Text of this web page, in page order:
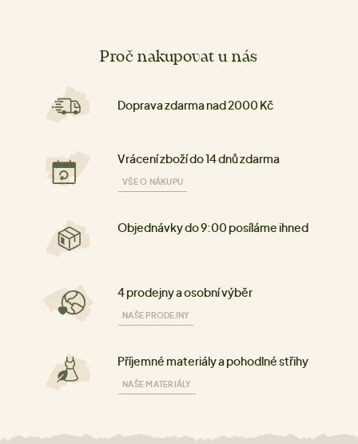
Proč nakupovat u nás
Doprava zdarma nad 2000 Kč
Vrácení zboží do 14 dnů zdarma
VŠE O NÁKUPU
Objednávky do 9:00 posíláme ihned
4 prodejny a osobní výběr
NAŠE PRODEJNY
Příjemné materiály a pohodlné střihy
NAŠE MATERIÁLY